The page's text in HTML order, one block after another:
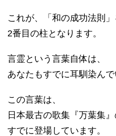
これが、「和の成功法則
2番目の柱となります。
言霊という言葉自体は、
あなたもすでに耳馴染んで
この言葉は、
日本最古の歌集『万葉集
すでに登場しています。